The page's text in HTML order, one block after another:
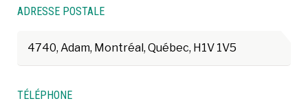
ADRESSE POSTALE
4740, Adam, Montréal, Québec, H1V 1V5
TÉLÉPHONE